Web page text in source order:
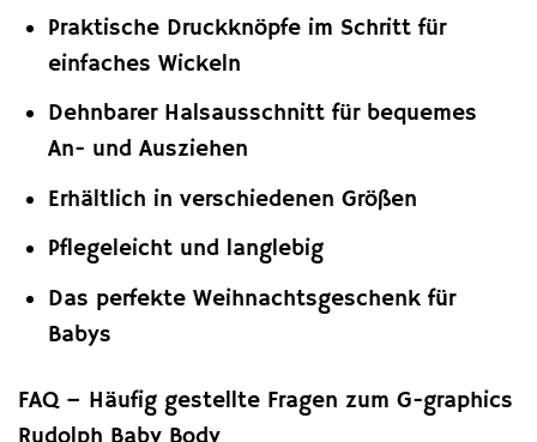
Praktische Druckknöpfe im Schritt für
einfaches Wickeln
Dehnbarer Halsausschnitt für bequemes
An- und Ausziehen
Erhältlich in verschiedenen Größen
Pflegeleicht und langlebig
Das perfekte Weihnachtsgeschenk für
Babys
FAQ – Häufig gestellte Fragen zum G-graphics